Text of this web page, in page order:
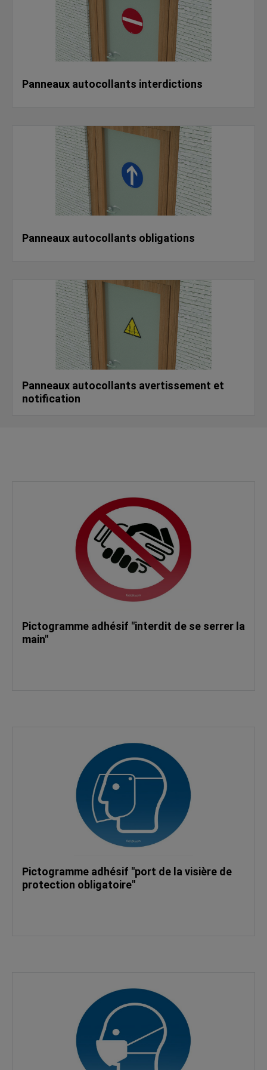
Panneaux autocollants interdictions
Panneaux autocollants obligations
Panneaux autocollants avertissement et
notification
Pictogramme adhésif "interdit de se serrer la
main"
Pictogramme adhésif "port de la visière de
protection obligatoire"